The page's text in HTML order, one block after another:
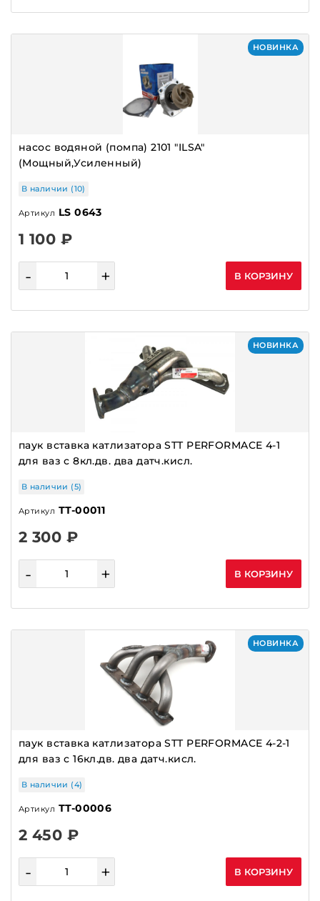
НОВИНКА
насос водяной (помпа) 2101 "ILSA"
(Мощный,Усиленный)
В наличии (10)
Артикул LS 0643
1 100 ₽
- + В КОРЗИНУ
НОВИНКА
паук вставка катлизатора STT PERFORMACE 4-1
для ваз с 8кл.дв. два датч.кисл.
В наличии (5)
Артикул ТТ-00011
2 300 ₽
- + В КОРЗИНУ
НОВИНКА
паук вставка катлизатора STT PERFORMACE 4-2-1
для ваз с 16кл.дв. два датч.кисл.
В наличии (4)
Артикул ТТ-00006
2 450 ₽
- + В КОРЗИНУ